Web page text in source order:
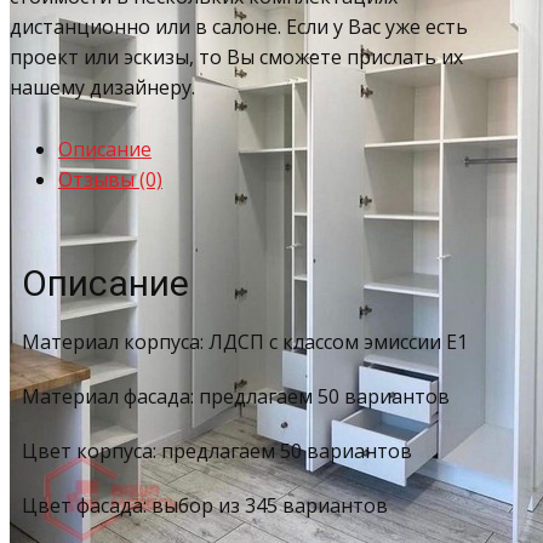
дистанционно или в салоне. Если у Вас уже есть
проект или эскизы, то Вы сможете прислать их
нашему дизайнеру.
Описание
Отзывы (0)
Описание
Материал корпуса: ЛДСП с классом эмиссии Е1
Материал фасада: предлагаем 50 вариантов
Цвет корпуса: предлагаем 50 вариантов
Цвет фасада: выбор из 345 вариантов